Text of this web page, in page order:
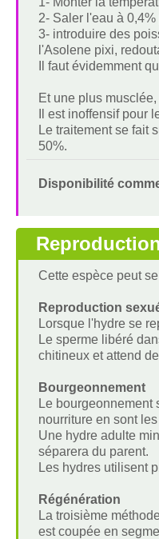
2- Saler l'eau à
3- introduire des
l'Asolene pixi,
Il faut évidemment
Et une plus
Il est inoffensif pour
Le traitement se fait
50%.
Disponibilité
Cette espèce peut
Reproduction
Lorsque l'hydre se
Le sperme libéré
chitineux et attend
Bourgeonnement
Le bourgeonnement
nourriture en sont
Une hydre adulte
séparera du parent.
Les hydres utilisent
Régénération
La troisième
est coupée en